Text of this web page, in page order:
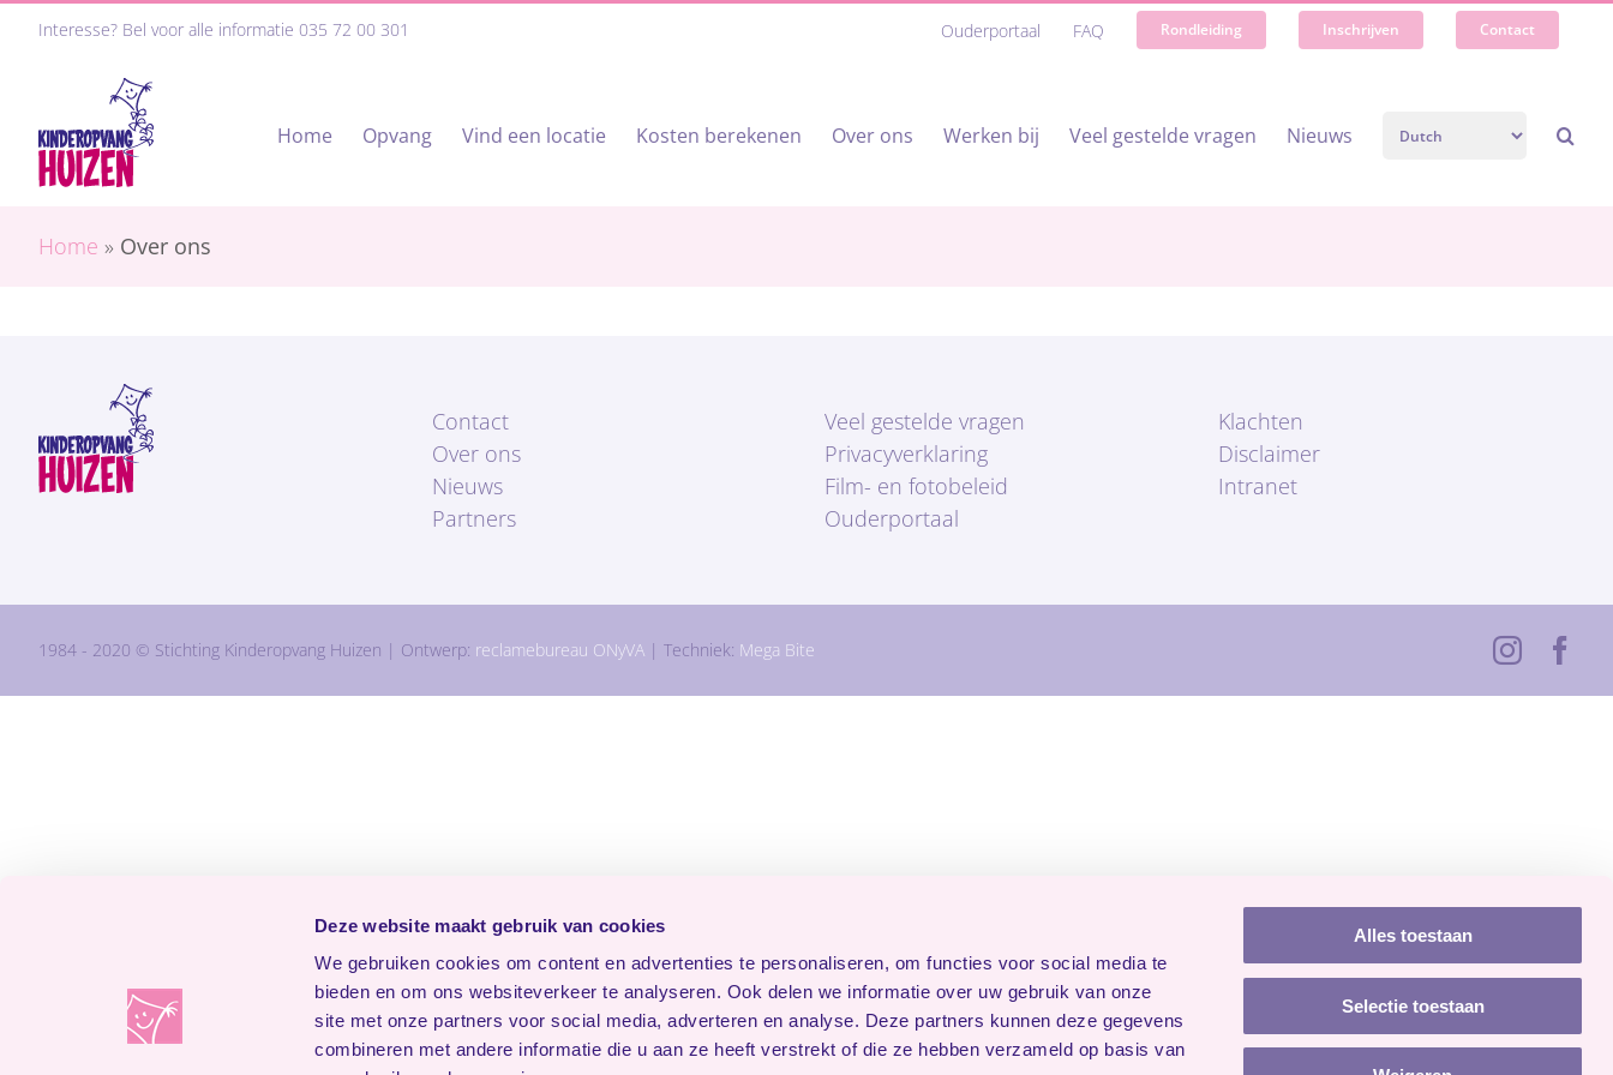
Deze website maakt gebruik van cookies
We gebruiken cookies om content en advertenties te personaliseren, om functies voor social media te
bieden en om ons websiteverkeer te analyseren. Ook delen we informatie over uw gebruik van onze
site met onze partners voor social media, adverteren en analyse. Deze partners kunnen deze gegevens
combineren met andere informatie die u aan ze heeft verstrekt of die ze hebben verzameld op basis van
Alles toestaan
Selectie toestaan
Interesse? Bel voor alle informatie 035 72 00 301 Ouderportaal FAQ Rondleiding Inschrijven Contact
Home Opvang Vind een locatie Kosten berekenen Over ons Werken bij Veel gestelde vragen Nieuws
Home » Over ons
Contact
Over ons
Nieuws
Partners
Veel gestelde vragen
Privacyverklaring
Film- en fotobeleid
Ouderportaal
Klachten
Disclaimer
Intranet
1984 - 2020 © Stichting Kinderopvang Huizen | Ontwerp: reclamebureau ONyVA | Techniek: Mega Bite